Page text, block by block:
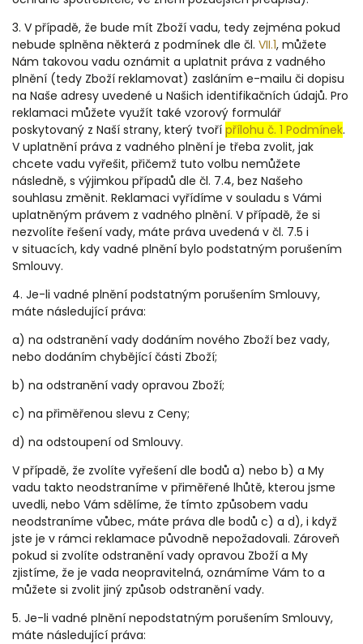
3. V případě, že bude mít Zboží vadu, tedy zejména pokud
nebude splněna některá z podmínek dle čl. VII.1, můžete
Nám takovou vadu oznámit a uplatnit práva z vadného
plnění (tedy Zboží reklamovat) zasláním e-mailu či dopisu
na Naše adresy uvedené u Našich identifikačních údajů. Pro
reklamaci můžete využít také vzorový formulář
poskytovaný z Naší strany, který tvoří přílohu č. 1 Podmínek.
V uplatnění práva z vadného plnění je třeba zvolit, jak
chcete vadu vyřešit, přičemž tuto volbu nemůžete
následně, s výjimkou případů dle čl. 7.4, bez Našeho
souhlasu změnit. Reklamaci vyřídíme v souladu s Vámi
uplatněným právem z vadného plnění. V případě, že si
nezvolíte řešení vady, máte práva uvedená v čl. 7.5 i
v situacích, kdy vadné plnění bylo podstatným porušením
Smlouvy.
4. Je-li vadné plnění podstatným porušením Smlouvy,
máte následující práva:
a) na odstranění vady dodáním nového Zboží bez vady,
nebo dodáním chybějící části Zboží;
b) na odstranění vady opravou Zboží;
c) na přiměřenou slevu z Ceny;
d) na odstoupení od Smlouvy.
V případě, že zvolíte vyřešení dle bodů a) nebo b) a My
vadu takto neodstraníme v přiměřené lhůtě, kterou jsme
uvedli, nebo Vám sdělíme, že tímto způsobem vadu
neodstraníme vůbec, máte práva dle bodů c) a d), i když
jste je v rámci reklamace původně nepožadovali. Zároveň
pokud si zvolíte odstranění vady opravou Zboží a My
zjistíme, že je vada neopravitelná, oznámíme Vám to a
můžete si zvolit jiný způsob odstranění vady.
5. Je-li vadné plnění nepodstatným porušením Smlouvy,
máte následující práva: